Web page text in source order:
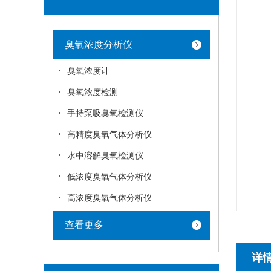
臭氧浓度分析仪
臭氧浓度计
臭氧浓度检测
手持泵吸臭氧检测仪
高精度臭氧气体分析仪
水中溶解臭氧检测仪
低浓度臭氧气体分析仪
高浓度臭氧气体分析仪
查看更多
详